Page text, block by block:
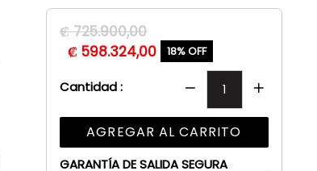
Precio
habitual
₡ 725.900,00
₡ 598.324,00
18% OFF
Cantidad :
AGREGAR AL CARRITO
GARANTÍA DE SALIDA SEGURA